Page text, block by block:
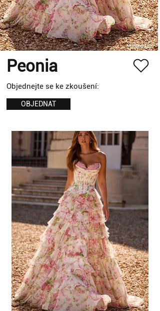
Peonia
Objednejte se ke zkoušení:
OBJEDNAT